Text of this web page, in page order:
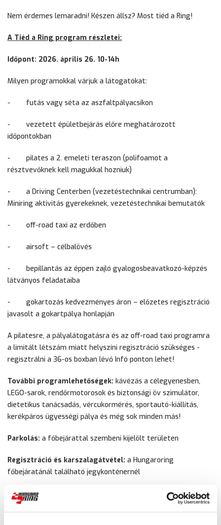
Nem érdemes lemaradni! Készen állsz? Most tiéd a Ring!
A Tiéd a Ring program részletei:
Időpont: 2026. április 26. 10-14h
Milyen programokkal várjuk a látogatókat:
- futás vagy séta az aszfaltpályacsíkon
-
vezetett épületbejárás előre meghatározott
időpontokban
-
pilates a 2. emeleti teraszon (polifoamot a
résztvevőknek kell magukkal hozniuk)
-
a Driving Centerben (vezetéstechnikai centrumban):
Miniring aktivitás gyerekeknek, vezetéstechnikai bemutatók
- off-road taxi az erdőben
- airsoft – célbalövés
-
bepillantás az éppen zajló gyalogosbeavatkozó-képzés
látványos feladataiba
-
gokartozás kedvezményes áron – előzetes regisztráció
javasolt a gokartpálya honlapján
A pilatesre, a pályalátogatásra és az off-road taxi programra
a limitált létszám miatt helyszíni regisztráció szükséges -
regisztrálni a 36-os boxban lévő Infó ponton lehet!
További programlehetőségek: kávézás a célegyenesben,
LEGO-sarok, rendőrmotorosok és biztonsági öv szimulátor,
dietetikus tanácsadás, vércukormérés, sportautó-kiállítás,
kerékpáros ügyességi pálya és még sok minden más!
Parkolás: a főbejárattal szembeni kijelölt területen
Regisztráció és karszalagátvétel: a Hungaroring
főbejáratánál található jegykonténernél